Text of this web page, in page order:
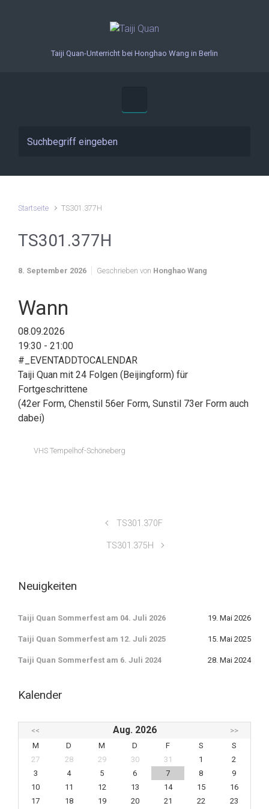
Taiji Quan-Unterricht bei Honghao Wang in Berlin
Startseite TS301.377H
TS301.377H
8. September 2026 Geschrieben von Honghao Wang
Wann
08.09.2026
19:30 - 21:00
#_EVENTADDTOCALENDAR
Taiji Quan mit 24 Folgen (Beijingform) für
Fortgeschrittene
(42er Form, Chenstil 56er Form, Sunstil 73er Form auch
dabei)
VHS Tempelhof-Schöneberg
TS301.370F
TS301.375H
Neuigkeiten
Taiji Quan Sommerfest am 04. Juli 2026 19. Mai 2026
Taiji Quan Sommerfest am 12. Juli 2025 15. Mai 2025
Taiji Quan Sommerfest am 6. Juli 2024 28. Mai 2024
Kalender
<< Aug. 2026
>>
M
D M D F S
S
27
28 29 30 31 1
2
3
4 5 6 7 8
9
10
11 12 13 14 15
16
17
18 19 20 21 22 23